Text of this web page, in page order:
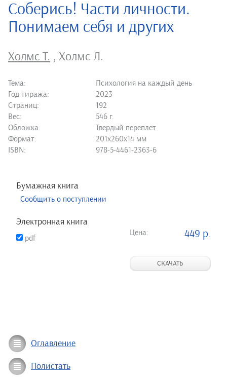
Соберись! Части личности.
Понимаем себя и других
Холмс Т. , Холмс Л.
Тема:
Психология на каждый день
Год тиража:
2023
Страниц:
192
Вес:
546 г.
Обложка:
Твердый переплет
Формат:
201х260х14 мм
ISBN:
978-5-4461-2363-6
Бумажная книга
Сообщить о поступлении
Электронная книга
pdf
Цена: 449 р.
СКАЧАТЬ
Оглавление
Полистать